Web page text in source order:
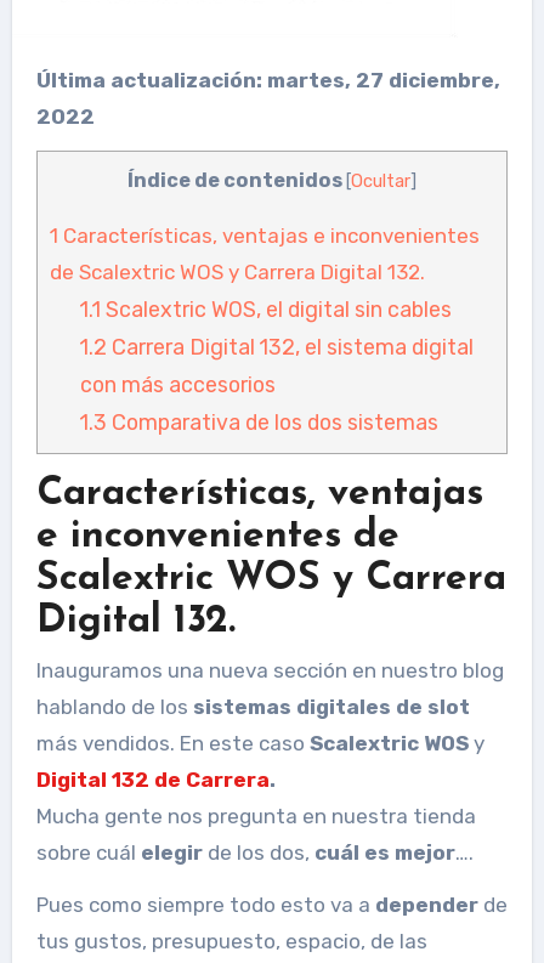
Última actualización: martes, 27 diciembre,
2022
Índice de contenidos [Ocultar]
1 Características, ventajas e inconvenientes
de Scalextric WOS y Carrera Digital 132.
1.1 Scalextric WOS, el digital sin cables
1.2 Carrera Digital 132, el sistema digital
con más accesorios
1.3 Comparativa de los dos sistemas
Características, ventajas
e inconvenientes de
Scalextric WOS y Carrera
Digital 132.
Inauguramos una nueva sección en nuestro blog
hablando de los sistemas digitales de slot
más vendidos. En este caso Scalextric WOSy
Digital 132 de Carrera.
Mucha gente nos pregunta en nuestra tienda
sobre cuál elegirde los dos, cuál es mejor….
Pues como siempre todo esto va a dependerde
tus gustos, presupuesto, espacio, de las